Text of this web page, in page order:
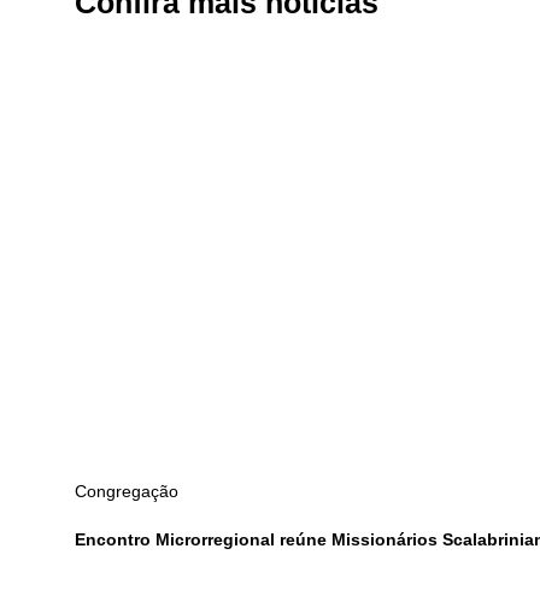
Congregação
Encontro Microrregional reúne Missionários